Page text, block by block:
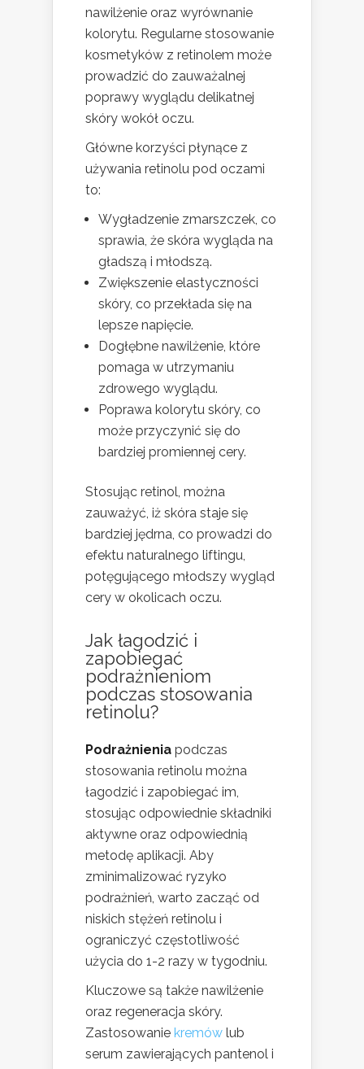
nawilżenie oraz wyrównanie
kolorytu. Regularne stosowanie
kosmetyków z retinolem może
prowadzić do zauważalnej
poprawy wyglądu delikatnej
skóry wokół oczu.
Główne korzyści płynące z
używania retinolu pod oczami
to:
Wygładzenie zmarszczek, co
sprawia, że skóra wygląda na
gładszą i młodszą.
Zwiększenie elastyczności
skóry, co przekłada się na
lepsze napięcie.
Dogłębne nawilżenie, które
pomaga w utrzymaniu
zdrowego wyglądu.
Poprawa kolorytu skóry, co
może przyczynić się do
bardziej promiennej cery.
Stosując retinol, można
zauważyć, iż skóra staje się
bardziej jędrna, co prowadzi do
efektu naturalnego liftingu,
potęgującego młodszy wygląd
cery w okolicach oczu.
Jak łagodzić i
zapobiegać
podrażnieniom
podczas stosowania
retinolu?
Podrażnienia podczas
stosowania retinolu można
łagodzić i zapobiegać im,
stosując odpowiednie składniki
aktywne oraz odpowiednią
metodę aplikacji. Aby
zminimalizować ryzyko
podrażnień, warto zacząć od
niskich stężeń retinolu i
ograniczyć częstotliwość
użycia do 1-2 razy w tygodniu.
Kluczowe są także nawilżenie
oraz regeneracja skóry.
Zastosowanie kremów lub
serum zawierających pantenol i